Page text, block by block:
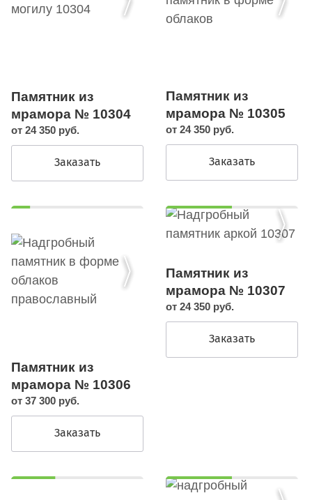
Памятник из
мрамора № 10304
от 24 350 руб.
Заказать
Памятник из
мрамора № 10305
от 24 350 руб.
Заказать
Памятник из
мрамора № 10306
от 37 300 руб.
Заказать
Памятник из
мрамора № 10307
от 24 350 руб.
Заказать